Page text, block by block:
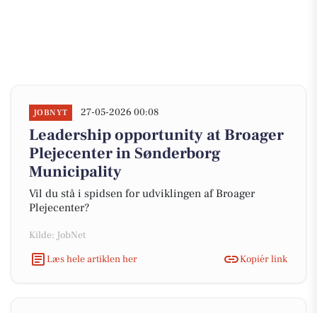
JOBNYT 27-05-2026 00:08
Leadership opportunity at Broager
Plejecenter in Sønderborg
Municipality
Vil du stå i spidsen for udviklingen af Broager
Plejecenter?
Kilde: JobNet
Læs hele artiklen her
Kopiér link